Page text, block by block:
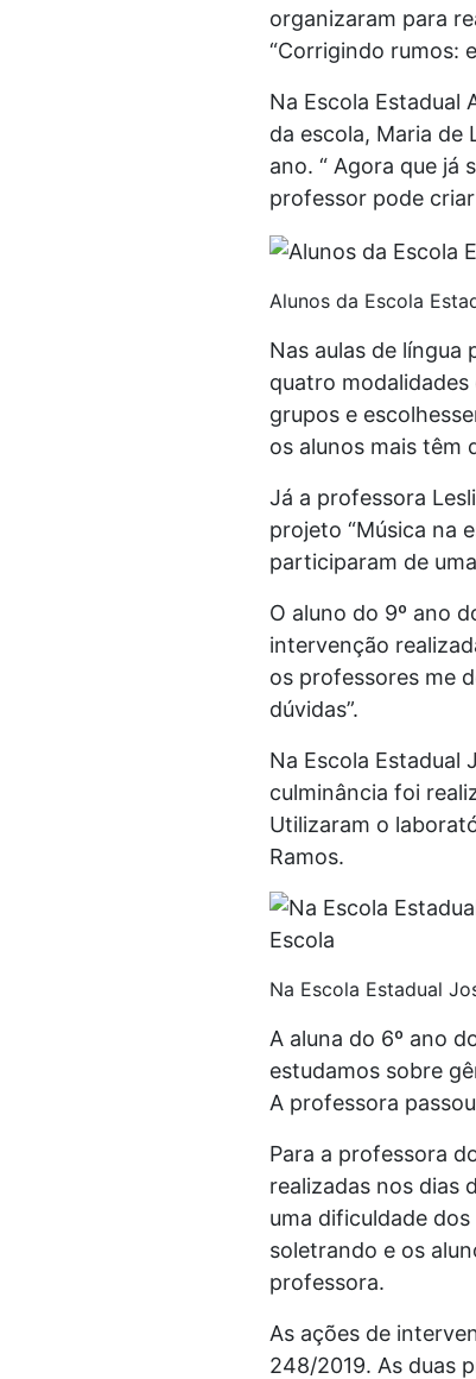
organizaram para
“Corrigindo rumos:
Na Escola Estadual
da escola, Maria de
ano. “ Agora que já
professor pode
Alunos da Escola
Nas aulas de
quatro modalidades
grupos e
os alunos mais têm
Já a professora
projeto “Música na
participaram de
O aluno do 9º ano
intervenção
os professores me
dúvidas”.
Na Escola Estadual
culminância foi
Utilizaram o
Ramos.
Na Escola Estadual
A aluna do 6º ano
estudamos sobre
A professora
Para a professora
realizadas nos dias
uma dificuldade
soletrando e os
professora.
As ações de
248/2019. As duas